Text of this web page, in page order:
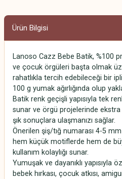
Ürün Bilgisi
Lanoso Cazz Bebe Batik, %100
ve çocuk örgüleri başta olmak
rahatlıkla tercih edebileceği bir
100 g yumak ağırlığında olup
Batik renk geçişli yapısıyla tek
sunar ve örgü projelerinde ekstra
şık sonuçlara ulaşmanızı sağlar.
Önerilen şiş/tığ numarası 4-5 mm
hem küçük motiflerde hem de
kullanım kolaylığı sunar.
Yumuşak ve dayanıklı yapısıyla
bebek hırkası, çocuk atkısı,